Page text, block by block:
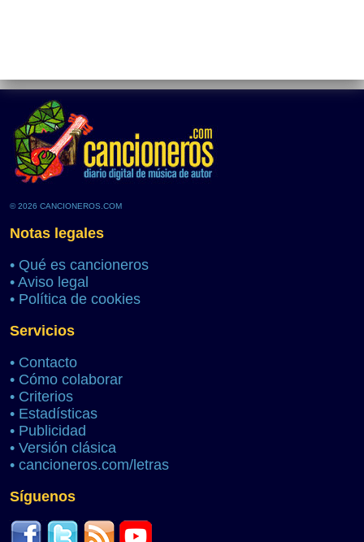
© 2026 CANCIONEROS.COM
Notas legales
• Qué es cancioneros
• Aviso legal
• Política de cookies
Servicios
• Contacto
• Cómo colaborar
• Criterios
• Estadísticas
• Publicidad
• Versión clásica
• cancioneros.com/letras
Síguenos